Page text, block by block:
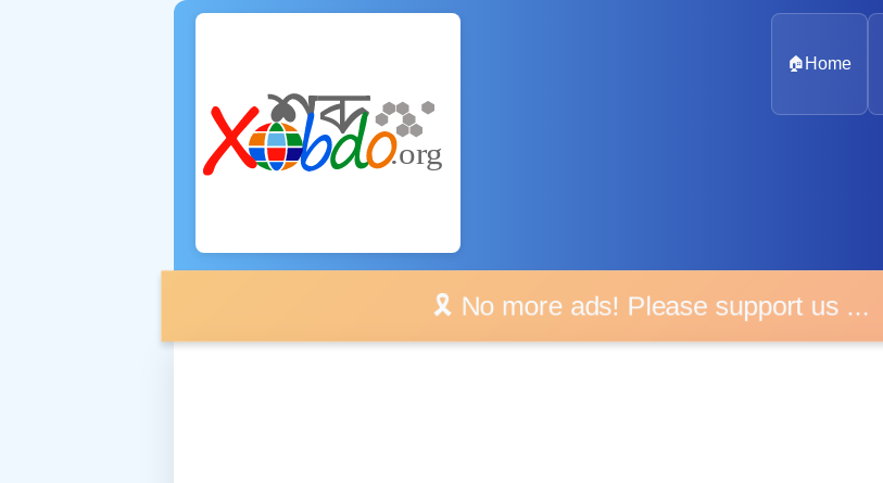
🏠 Home
🎗️ No more ads! Please support us ...